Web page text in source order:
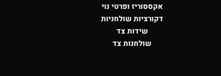
אקססוריז ופרטי נוי
דקורציות שולחניות
שידות צד
שולחנות צד